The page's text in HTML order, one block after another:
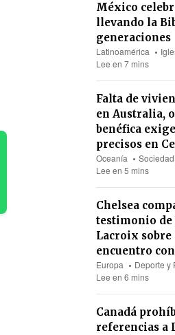
México
llevando la
generaciones
Latinoamérica
Lee en 7 mins
Falta de
en Australia,
benéfica
precisos en
Oceanía
Lee en 5 mins
Chelsea
testimonio de
Lacroix sobre
encuentro con
Europa
Deporte y
Lee en 6 mins
Canadá
referencias a